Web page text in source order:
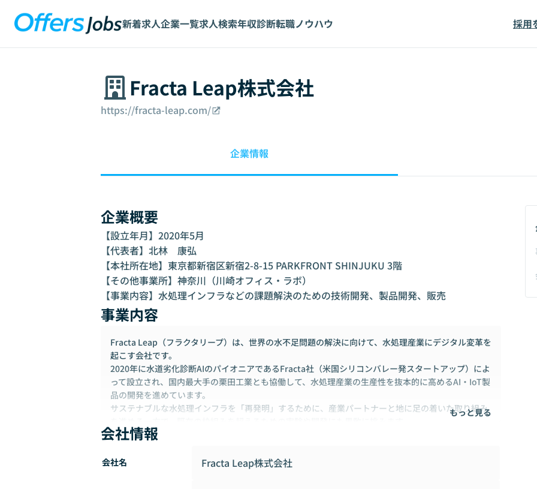
新着求人企業一覧求人検索年収診断転職ノウハウ 採用
Fracta Leap株式会社
https://fracta-leap.com/
企業情報
企業概要
【設立年月】2020年5月
【代表者】北林　康弘
【本社所在地】東京都新宿区新宿2-8-15 PARKFRONT SHINJUKU 3階
【その他事業所】神奈川（川崎オフィス・ラボ）
【事業内容】水処理インフラなどの課題解決のための技術開発、製品開発、販売
事業内容
Fracta Leap（フラクタリープ）は、世界の水不足問題の解決に向けて、水処理産業にデジタル変革を
起こす会社です。
2020年に水道劣化診断AIのパイオニアであるFracta社（米国シリコンバレー発スタートアップ）によ
って設立され、国内最大手の栗田工業とも協働して、水処理産業の生産性を抜本的に高めるAI・IoT製
品の開発を進めています。
サステナブルな水処理インフラを「再発明」するために、産業パートナーと地に足の着いた取り組み
もっと見る
会社情報
会社名 Fracta Leap株式会社